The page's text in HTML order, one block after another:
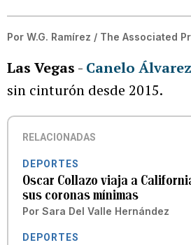
Por W.G. Ramírez / The Associated
Las Vegas - Canelo Álvarez
sin cinturón desde 2015.
RELACIONADAS
DEPORTES
Oscar Collazo viaja a
sus coronas mínimas
Por Sara Del Valle Hernández
DEPORTES